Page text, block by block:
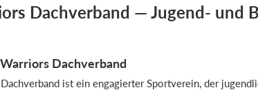
Dachverband — Jugend- und
Dachverband
ist ein engagierter Sportverein, der